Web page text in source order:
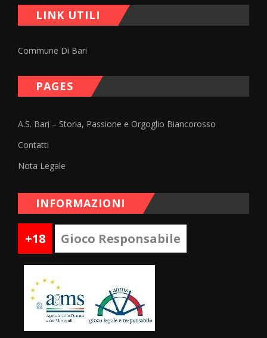
LINK UTILI
Commune Di Bari
PAGES
A.S. Bari – Storia, Passione e Orgoglio Biancorosso
Contatti
Nota Legale
INFORMAZIONI
+18 Gioco Responsabile